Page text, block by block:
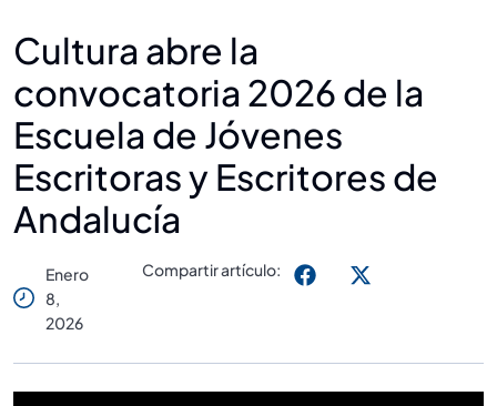
Cultura abre la
convocatoria 2026 de la
Escuela de Jóvenes
Escritoras y Escritores de
Andalucía
Enero
8,
2026
Compartir artículo: